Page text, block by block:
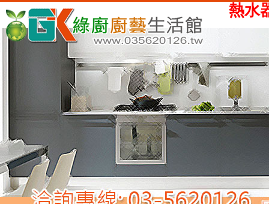
熱水器、瓦斯爐